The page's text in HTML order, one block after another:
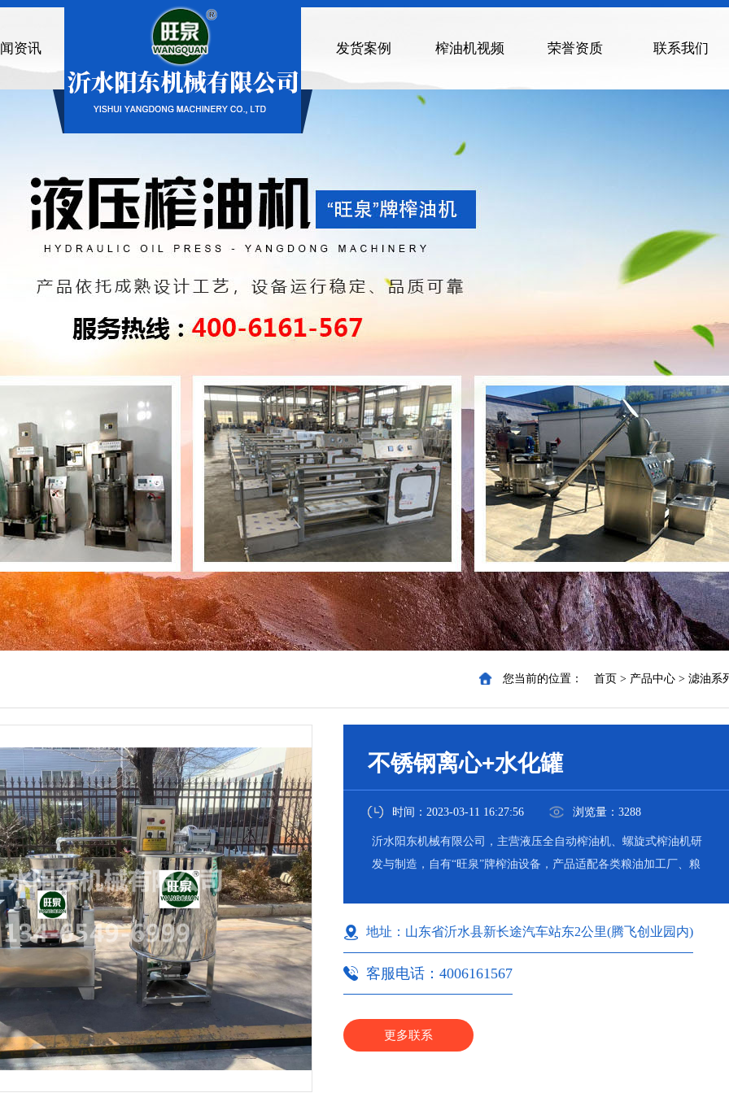
资讯 发货案例 榨油机视频 荣誉资质 联系我们
您当前的位置： 首页 > 产品中心 > 滤油系
不锈钢离心+水化罐
时间：2023-03-11 16:27:56 浏览量：3288
沂水阳东机械有限公司，主营液压全自动榨油机、螺旋式榨油机研
发与制造，自有“旺泉”牌榨油设备，产品适配各类粮油加工厂、粮
地址：山东省沂水县新长途汽车站东2公里(腾飞创业园内)
客服电话：4006161567
更多联系